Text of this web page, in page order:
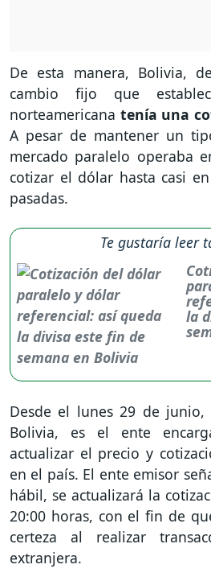
De esta manera, Bolivia,
cambio fijo que
norteamericana tenía una
A pesar de mantener un
mercado paralelo operaba
cotizar el dólar hasta casi
pasadas.
Te gustaría leer
la
Desde el lunes 29 de junio,
Bolivia, es el ente
actualizar el precio y
en el país. El ente emisor
hábil, se actualizará la
20:00 horas, con el fin de
certeza al realizar
extranjera.